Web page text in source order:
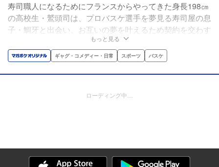
寿司職人になるためにフランスからやってきた身長198㎝
の高校生・鷲頭司は、プロバスケ選手を夢見る寿司屋の息
子・鯛牙と出会い、お互いの夢を叶えるため契約を交わす
ことに。けれどスポーツ強豪校・浦羽常永高校のバスケ部
は“頂点の底辺”と言われる弱小部で…？寿司とボールをか
けて凸凹コンビが奮闘する青春高校バスケ漫画！
もっと見る
ギャグ・コメディー・日常 スポーツ バスケ
ローディング中…